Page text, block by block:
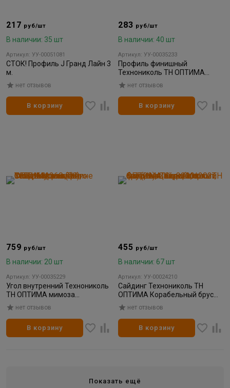
217 руб/шт
В наличии: 35 шт
Артикул: УУ-00051081
СТОК! Профиль J Гранд Лайн 3
м.
нет отзывов
В корзину
283 руб/шт
В наличии: 40 шт
Артикул: УУ-00035233
Профиль финишный
Технониколь ТН ОПТИМА
мимоза 3000*39*10 (48)
нет отзывов
В корзину
759 руб/шт
В наличии: 20 шт
Артикул: УУ-00035229
Угол внутренний Технониколь
ТН ОПТИМА мимоза
3000*68*260 (20)
нет отзывов
В корзину
455 руб/шт
В наличии: 67 шт
Артикул: УУ-00024210
Сайдинг Технониколь ТН
ОПТИМА Корабельный брус
акация, 3000*203 мм (22)
нет отзывов
В корзину
Показать ещё